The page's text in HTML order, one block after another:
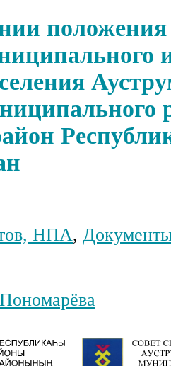
положения
НПА,